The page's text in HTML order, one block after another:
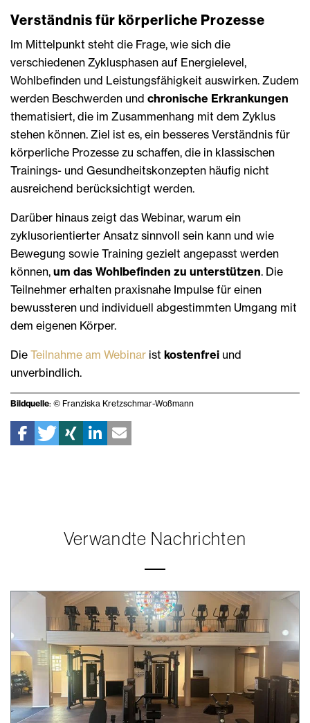
Verständnis für körperliche Prozesse
Im Mittelpunkt steht die Frage, wie sich die
verschiedenen Zyklusphasen auf Energielevel,
Wohlbefinden und Leistungsfähigkeit auswirken. Zudem
werden Beschwerden und chronische Erkrankungen
thematisiert, die im Zusammenhang mit dem Zyklus
stehen können. Ziel ist es, ein besseres Verständnis für
körperliche Prozesse zu schaffen, die in klassischen
Trainings- und Gesundheitskonzepten häufig nicht
ausreichend berücksichtigt werden.
Darüber hinaus zeigt das Webinar, warum ein
zyklusorientierter Ansatz sinnvoll sein kann und wie
Bewegung sowie Training gezielt angepasst werden
können, um das Wohlbefinden zu unterstützen. Die
Teilnehmer erhalten praxisnahe Impulse für einen
bewussteren und individuell abgestimmten Umgang mit
dem eigenen Körper.
Die Teilnahme am Webinar ist kostenfrei und
unverbindlich.
Bildquelle: © Franziska Kretzschmar-Woßmann
Verwandte Nachrichten